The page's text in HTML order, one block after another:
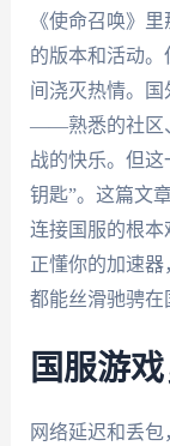
《使命召唤》
的版本和活动
间浇灭热情。
——熟悉的社区
战的快乐。但
钥匙”。这篇文
连接国服的根本
正懂你的加速器
都能丝滑驰骋在
国服游
网络延迟和丢